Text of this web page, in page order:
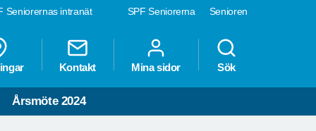
SPF Seniorerna Senioren
Seniorernas intranät
Kontakt Mina sidor Sök
Årsmöte 2024